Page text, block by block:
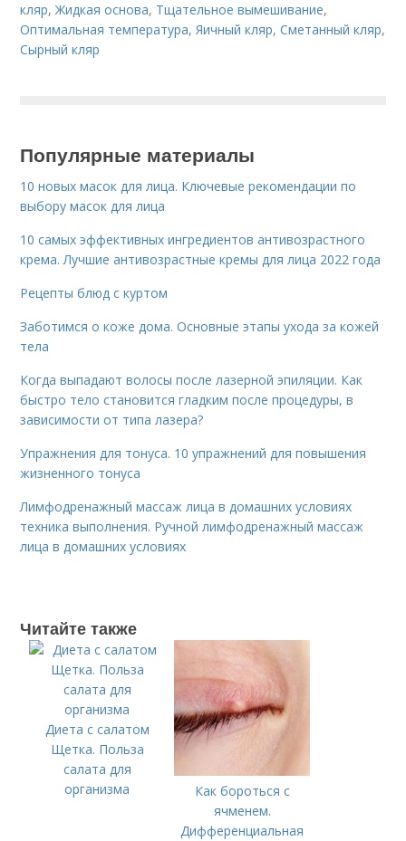
кляр,Жидкая основа, Тщательное вымешивание,
Оптимальная температура,Яичный кляр,Сметанный кляр,
Сырный кляр
Популярные материалы
10 новых масок для лица. Ключевые рекомендации по
выбору масок для лица
10 самых эффективных ингредиентов антивозрастного
крема. Лучшие антивозрастные кремы для лица 2022 года
Рецепты блюд с куртом
Заботимся о коже дома. Основные этапы ухода за кожей
тела
Когда выпадают волосы после лазерной эпиляции. Как
быстро тело становится гладким после процедуры, в
зависимости от типа лазера?
Упражнения для тонуса. 10 упражнений для повышения
жизненного тонуса
Лимфодренажный массаж лица в домашних условиях
техника выполнения. Ручной лимфодренажный массаж
лица в домашних условиях
Читайте также
Диета с салатом
Щетка. Польза
салата для
организма
Как бороться с
ячменем.
Дифференциальная